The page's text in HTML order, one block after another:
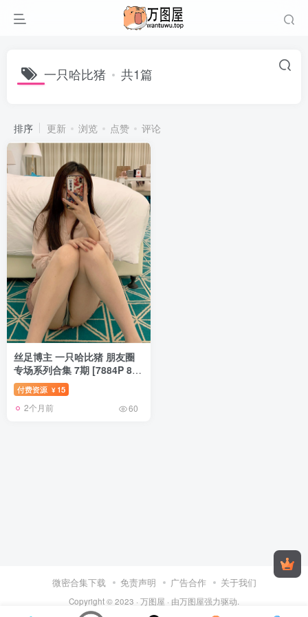
一只哈比猪 共1篇
排序 更新 浏览 点赞 评论
丝足博主 一只哈比猪 朋友圈
专场系列合集 7期 [7884P 86V
3.34G]
付费资源 ¥ 15
2个月前 60
微密合集下载 免责声明 广告合作 关于我们
Copyright © 2023 · 万图屋 · 由万图屋强力驱动.